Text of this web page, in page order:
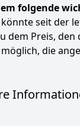
folgende
seit der
dem Preis,
die